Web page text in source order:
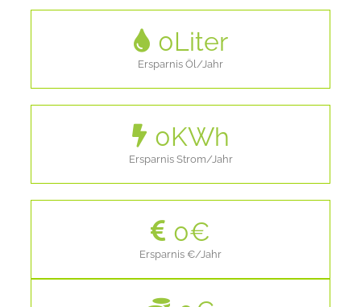
0Liter
Ersparnis Öl/Jahr
0KWh
Ersparnis Strom/Jahr
0€
Ersparnis €/Jahr